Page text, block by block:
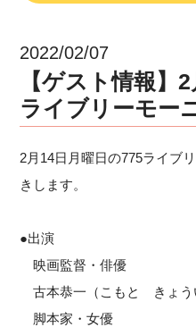
2022/02/07
【ゲスト情報
ライブリーモー
2月14日月曜日の775ライブ
きします。
●出演
映画監督・俳優
古本恭一（こもと きょう
脚本家・女優